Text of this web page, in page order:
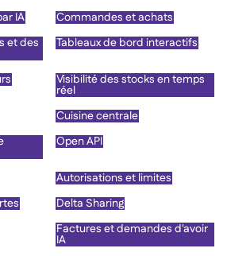
IA
Commandes et achats
et des
Tableaux de bord interactifs
Visibilité des stocks en temps
réel
Cuisine centrale
Open API
Autorisations et limites
Delta Sharing
Factures et demandes d'avoir
IA